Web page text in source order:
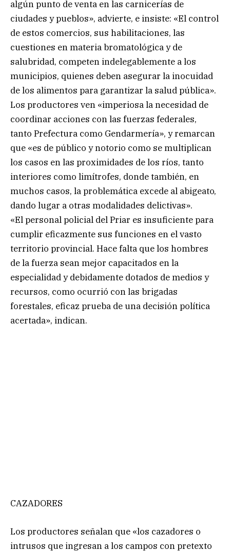
algún punto de venta en las carnicerías de
ciudades y pueblos», advierte, e insiste: «El control
de estos comercios, sus habilitaciones, las
cuestiones en materia bromatológica y de
salubridad, competen indelegablemente a los
municipios, quienes deben asegurar la inocuidad
de los alimentos para garantizar la salud pública».
Los productores ven «imperiosa la necesidad de
coordinar acciones con las fuerzas federales,
tanto Prefectura como Gendarmería», y remarcan
que «es de público y notorio como se multiplican
los casos en las proximidades de los ríos, tanto
interiores como limítrofes, donde también, en
muchos casos, la problemática excede al abigeato,
dando lugar a otras modalidades delictivas».
«El personal policial del Priar es insuficiente para
cumplir eficazmente sus funciones en el vasto
territorio provincial. Hace falta que los hombres
de la fuerza sean mejor capacitados en la
especialidad y debidamente dotados de medios y
recursos, como ocurrió con las brigadas
forestales, eficaz prueba de una decisión política
acertada», indican.
CAZADORES
Los productores señalan que «los cazadores o
intrusos que ingresan a los campos con pretexto